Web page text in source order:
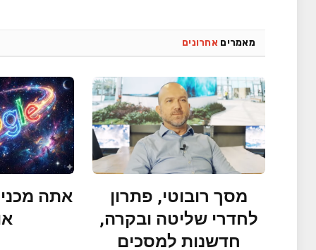
מאמרים אחרונים
מסך רובוטי, פתרון
לחדרי שליטה ובקרה,
חדשנות למסכים
אתה